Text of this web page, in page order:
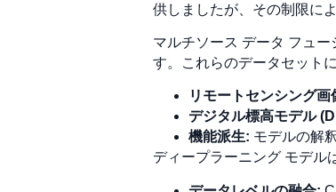
供しましたが、その制限に
マルチソース データ フュ
す。これらのデータセット
リモートセンシング画
デジタル標高モデル
機能派生: モデルの解
ディープラーニング モデル